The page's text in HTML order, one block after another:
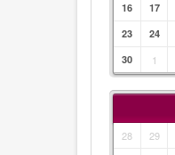
16
17
23
24
30
1
28 29